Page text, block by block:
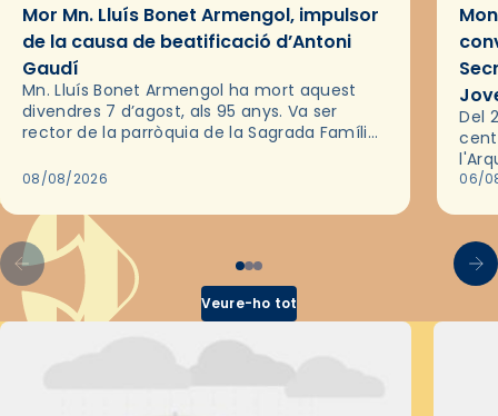
Mor Mn. Lluís Bonet Armengol, impulsor
de la causa de beatificació d’Antoni
Gaudí
Mn. Lluís Bonet Armengol ha mort aquest
divendres 7 d’agost, als 95 anys. Va ser
rector de la parròquia de la Sagrada Família
2018,…
08/08/2026
Del
les
06/
Veure-ho tot